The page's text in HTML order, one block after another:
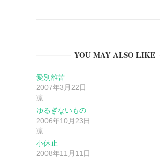
ョ
ン
YOU MAY ALSO LIKE
愛別離苦
2007年3月22日
凛
ゆるぎないもの
2006年10月23日
凛
小休止
2008年11月11日